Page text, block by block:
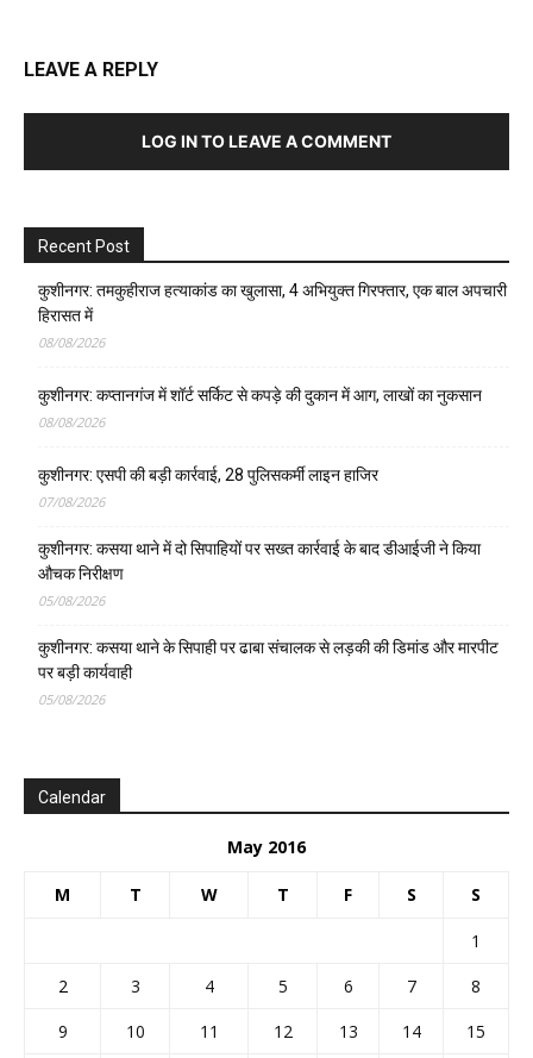
LEAVE A REPLY
LOG IN TO LEAVE A COMMENT
Recent Post
कुशीनगर: तमकुहीराज हत्याकांड का खुलासा, 4 अभियुक्त गिरफ्तार, एक बाल अपचारी
हिरासत में
08/08/2026
कुशीनगर: कप्तानगंज में शॉर्ट सर्किट से कपड़े की दुकान में आग, लाखों का नुकसान
08/08/2026
कुशीनगर: एसपी की बड़ी कार्रवाई, 28 पुलिसकर्मी लाइन हाजिर
07/08/2026
कुशीनगर: कसया थाने में दो सिपाहियों पर सख्त कार्रवाई के बाद डीआईजी ने किया
औचक निरीक्षण
05/08/2026
कुशीनगर: कसया थाने के सिपाही पर ढाबा संचालक से लड़की की डिमांड और मारपीट
पर बड़ी कार्यवाही
05/08/2026
Calendar
May 2016
M T W T F S S
1
2
3 4 5 6 7
8
9
10 11 12 13 14
15